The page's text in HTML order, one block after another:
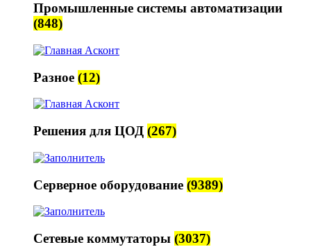
Промышленные системы автоматизации
(848)
Разное (12)
Решения для ЦОД (267)
Серверное оборудование (9389)
Сетевые коммутаторы (3037)